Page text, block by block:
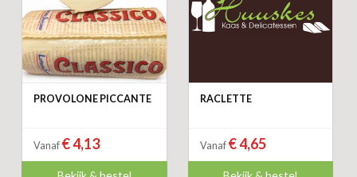
PROVOLONE PICCANTE
Vanaf € 4,13
RACLETTE
Vanaf € 4,65